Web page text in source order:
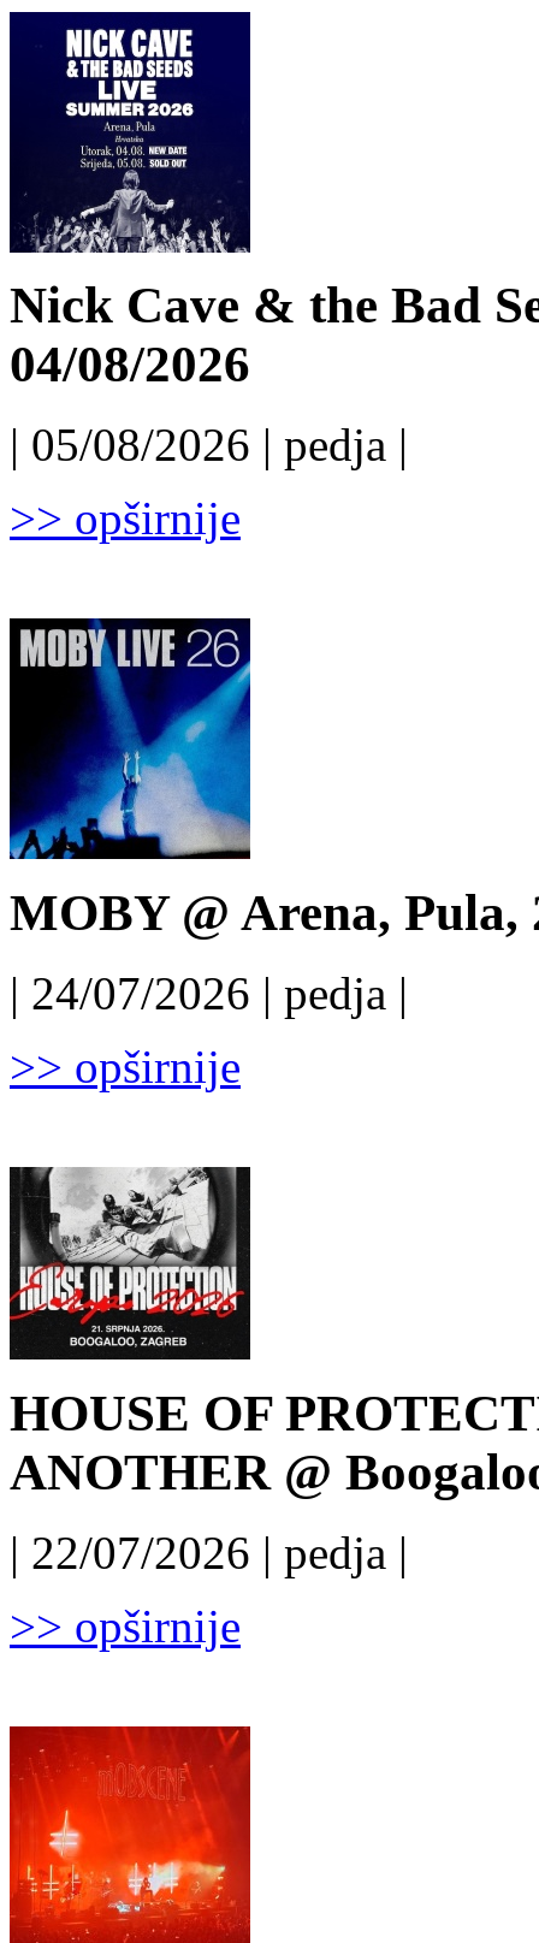
Nick Cave & the Bad
04/08/2026
| 05/08/2026 | pedja |
>> opširnije
MOBY @ Arena, Pula,
| 24/07/2026 | pedja |
>> opširnije
HOUSE OF
ANOTHER @
| 22/07/2026 | pedja |
>> opširnije